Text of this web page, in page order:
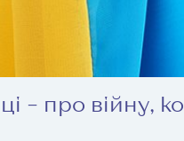
– про війну,